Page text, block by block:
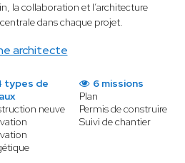
architecte
la collaboration et l’architecture
dans chaque projet.
types de
neuve
6 missions
Plan
Permis de construire
Suivi de chantier